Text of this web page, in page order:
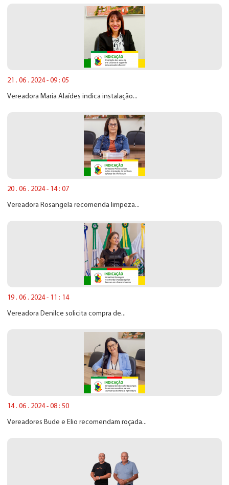
21 . 06 . 2024 - 09 : 05
Vereadora Maria Alaídes indica instalação...
20 . 06 . 2024 - 14 : 07
Vereadora Rosangela recomenda limpeza...
19 . 06 . 2024 - 11 : 14
Vereadora Denilce solicita compra de...
14 . 06 . 2024 - 08 : 50
Vereadores Bude e Elio recomendam roçada...